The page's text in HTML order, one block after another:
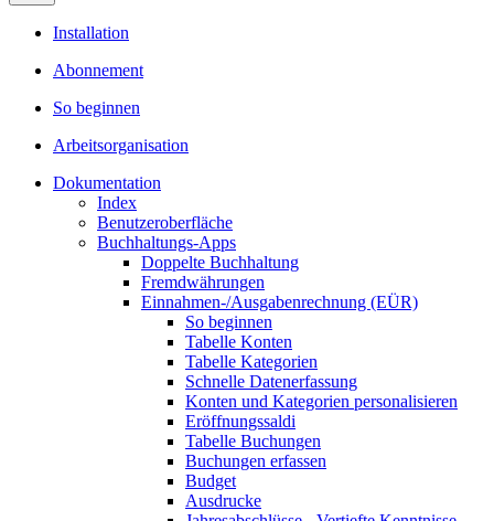
Installation
Abonnement
So beginnen
Arbeitsorganisation
Dokumentation
Index
Benutzeroberfläche
Buchhaltungs-Apps
Doppelte Buchhaltung
Fremdwährungen
Einnahmen-/Ausgabenrechnung (EÜR)
So beginnen
Tabelle Konten
Tabelle Kategorien
Schnelle Datenerfassung
Konten und Kategorien personalisieren
Eröffnungssaldi
Tabelle Buchungen
Buchungen erfassen
Budget
Ausdrucke